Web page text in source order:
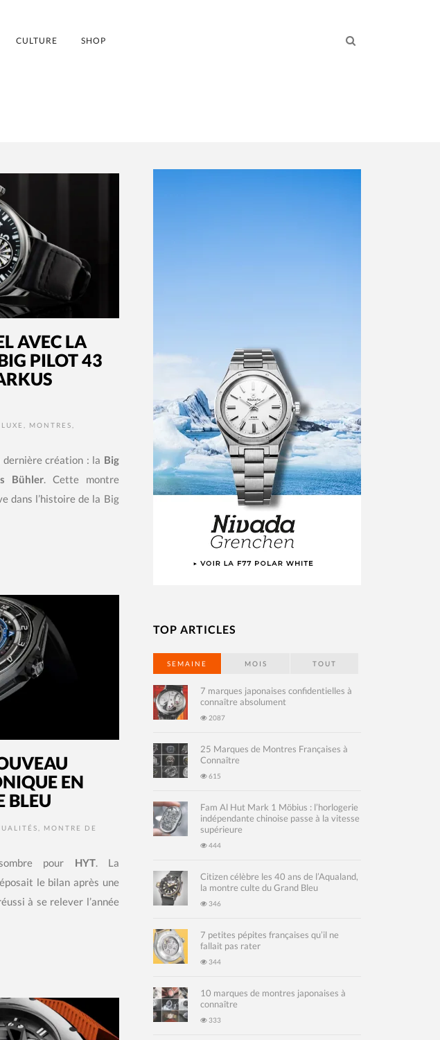
CULTURE SHOP
AVEC LA
PILOT 43
MONTRES
dernière création : la Big
Bühler. Cette montre
dans l’histoire de la Big
EN
BLEU
MONTRE DE
pour HYT. La
le bilan après une
à se relever l’année
TOP ARTICLES
SEMAINE MOIS TOUT
7 marques japonaises confidentielles à
connaître absolument
2087
25 Marques de Montres Françaises à
Connaître
615
Fam Al Hut Mark 1 Möbius : l’horlogerie
indépendante chinoise passe à la vitesse
supérieure
444
Citizen célèbre les 40 ans de l’Aqualand,
la montre culte du Grand Bleu
346
7 petites pépites françaises qu’il ne
fallait pas rater
344
10 marques de montres japonaises à
connaître
333